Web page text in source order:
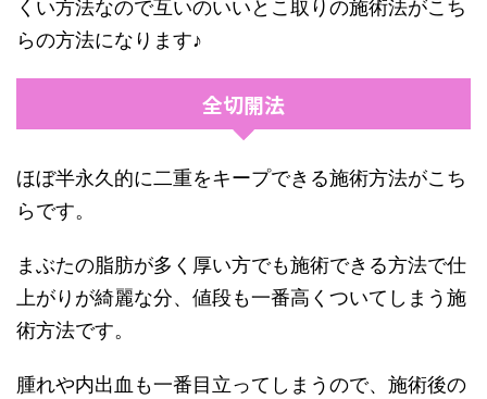
くい方法なので互いのいいとこ取りの施術法がこち
らの方法になります♪
全切開法
ほぼ半永久的に二重をキープできる施術方法がこち
らです。
まぶたの脂肪が多く厚い方でも施術できる方法で仕
上がりが綺麗な分、値段も一番高くついてしまう施
術方法です。
腫れや内出血も一番目立ってしまうので、施術後の